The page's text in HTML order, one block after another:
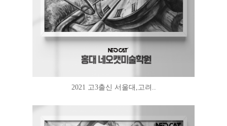
2021 고3출신 서울대,고려..